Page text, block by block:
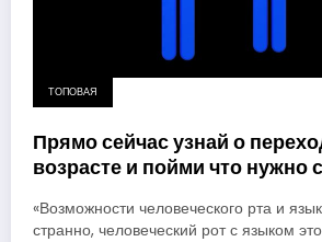
ТОПОВАЯ
Прямо сейчас узнай о
возрасте и пойми что нужно
«Возможности человеческого рта и
странно, человеческий рот с языком